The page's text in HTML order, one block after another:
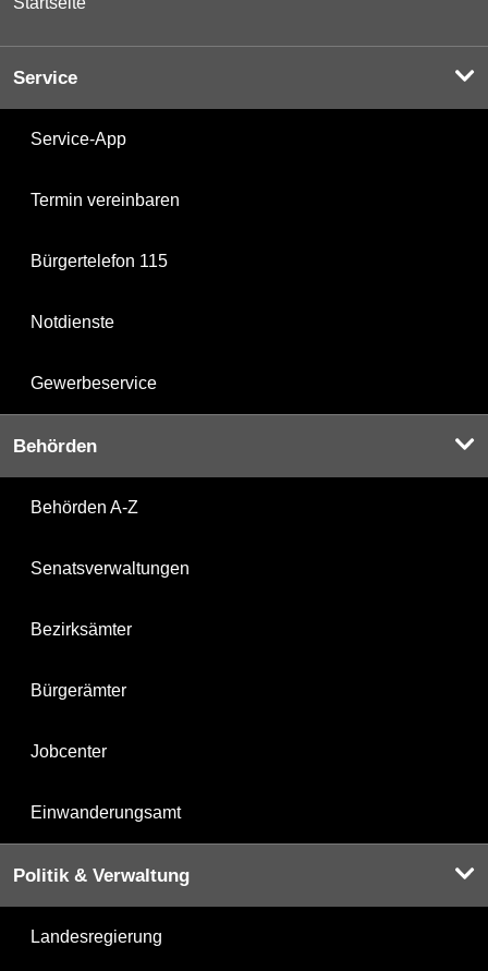
Service
Service-App
Termin vereinbaren
Bürgertelefon 115
Notdienste
Gewerbeservice
Behörden
Behörden A-Z
Senatsverwaltungen
Bezirksämter
Bürgerämter
Jobcenter
Einwanderungsamt
Politik & Verwaltung
Landesregierung